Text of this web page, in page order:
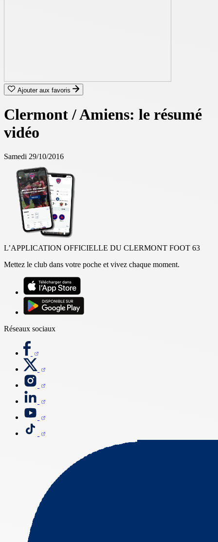
Ajouter aux favoris
Clermont / Amiens: le résumé
vidéo
Samedi 29/10/2016
L’APPLICATION OFFICIELLE DU CLERMONT FOOT 63
Mettez le club dans votre poche et vivez chaque moment.
Réseaux sociaux